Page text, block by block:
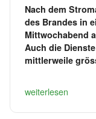
Nach dem
des Brandes in
Mittwochabend
Auch die
mittlerweile
weiterlesen